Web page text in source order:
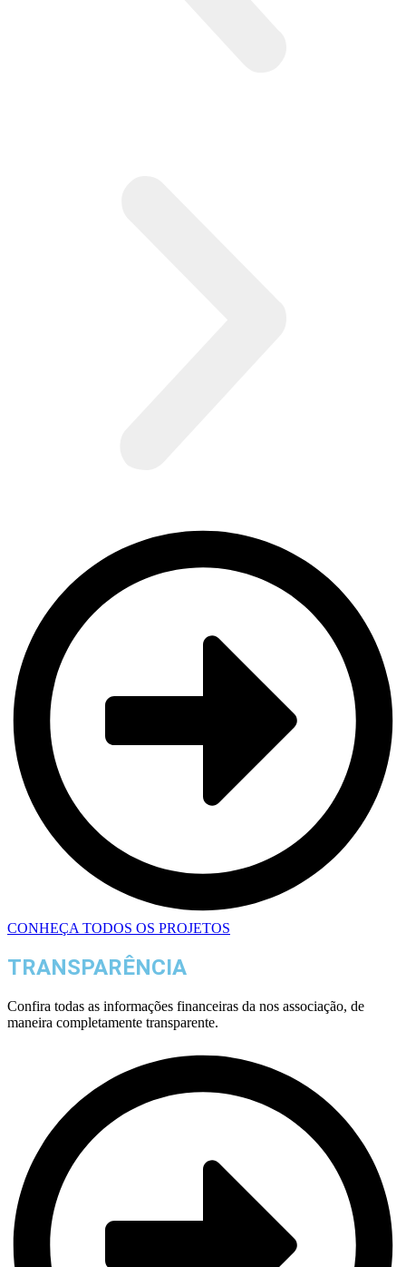
CONHEÇA TODOS OS PROJETOS
TRANSPARÊNCIA
Confira todas as informações financeiras da nos associação, de
maneira completamente transparente.